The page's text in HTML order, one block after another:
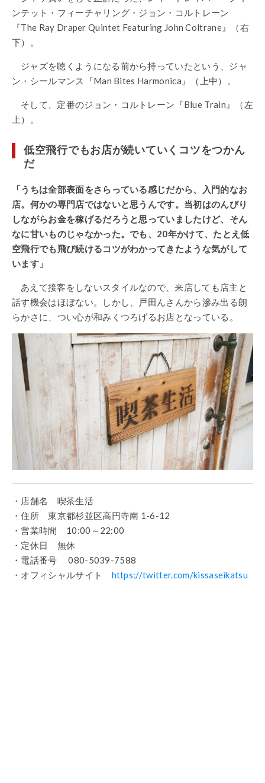
ンテット・フィーチャリング・ジョン・コルトレーン
『The Ray Draper Quintet Featuring John Coltrane』（右
下）。
ジャズを聴くようになる前から持っていたという、ジャ
ン・シールマンス『Man Bites Harmonica』（上中）。
そして、定番のジョン・コルトレーン『Blue Train』（左
上）。
低空飛行でもお店が続いていくコツをつかん
だ
「うちは全部表面をさらっている感じだから、入門的なお
店。何かの専門店ではないと思うんです。当初はのんびり
しながらお金を稼げるだろうと思っていましたけど、そん
なに甘いものじゃなかった。でも、20年かけて、たとえ低
空飛行でも飛び続けるコツがわかってきたような気がして
います」
あえて接客をしないスタイルなので、来店しても店主と
話す機会はほぼない。しかし、戸田んさんから滲み出る朗
らかさに、つい心が和みくつろげるお店となっている。
・店舗名 喫茶生活
・住所 東京都杉並区高円寺南 1-6-12
・営業時間 10:00～22:00
・定休日 無休
・電話番号 080-5039-7588
・オフィシャルサイト https://twitter.com/kissaseikatsu